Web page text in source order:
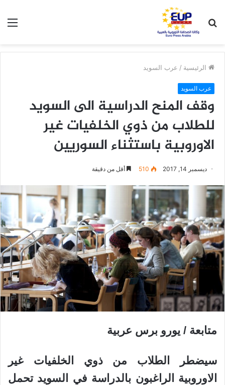
عن
الرئيسية / عرب السويد
عرب السويد
وقف المنح الدراسية الى السويد
للطلاب من ذوي الخلفيات غير
الاوروبية باستثناء السوريين
ديسمبر 14, 2017 510 أقل من دقيقة
متابعة / يورو برس عربية
سيضطر الطلاب من ذوي الخلفيات غير
الاوروبية الراغبون بالدراسة في السويد تحمل